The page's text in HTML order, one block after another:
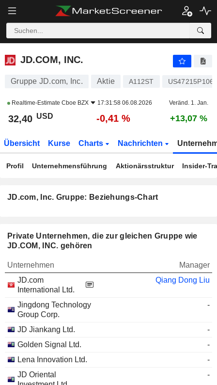
JD.COM, INC.
JD.COM, INC.
Gruppe JD.com, Inc. Aktie A112ST
Realtime-Estimate Cboe BZX 17:31:58 06.08.2026 Veränd. 1. Jan.
32,40 USD -0,41 % +13,07 %
Übersicht Kurse Charts Nachrichten
Profil Unternehmensführung Aktionärsstruktur Insider-
JD.com, Inc. Gruppe: Beziehungs-Chart
Private Unternehmen, die zur gleichen Gruppe wie
JD.COM, INC. gehören
Unternehmen
Manager
JD.com
International Ltd.
Qiang Dong Liu
Jingdong Technology
Group Corp.
-
JD Jiankang Ltd.
-
Golden Signal Ltd.
-
Lena Innovation Ltd.
-
JD Oriental
-